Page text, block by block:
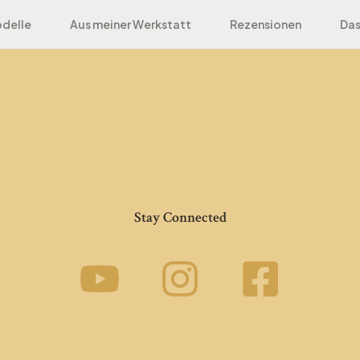
Aus meiner Werkstatt Rezensionen
Stay Connected